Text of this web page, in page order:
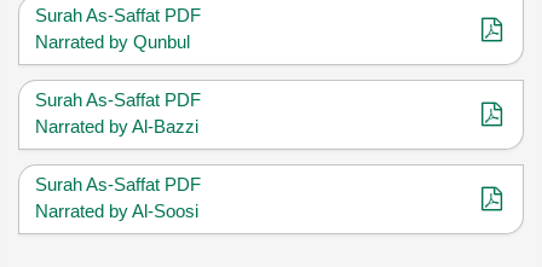
Surah As-Saffat PDF
Narrated by Qunbul
Surah As-Saffat PDF
Narrated by Al-Bazzi
Surah As-Saffat PDF
Narrated by Al-Soosi